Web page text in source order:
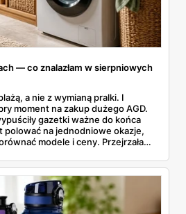
— co znalazłam w sierpniowych
a nie z wymianą pralki. I
moment na zakup dużego AGD.
gazetki ważne do końca
polować na jednodniowe okazje,
modele i ceny. Przejrzałam